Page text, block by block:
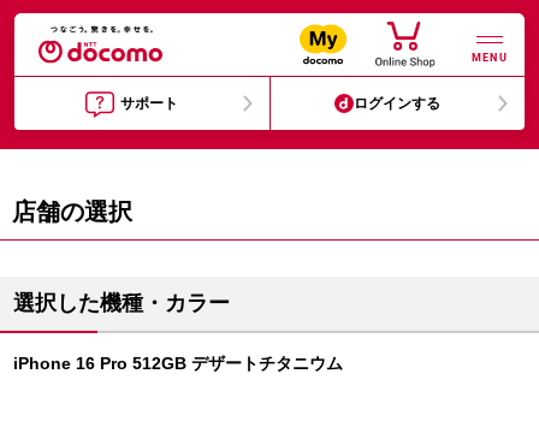
MENU
サポート ログインする
店舗の選択
選択した機種・カラー
iPhone 16 Pro 512GB デザートチタニウム